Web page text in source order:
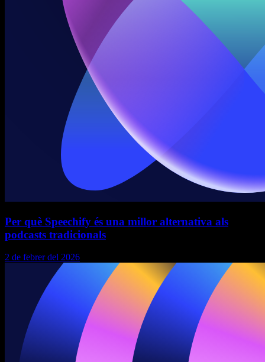
Per què Speechify és una millor alternativa als
podcasts tradicionals
2 de febrer del 2026